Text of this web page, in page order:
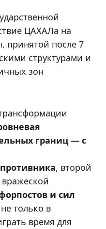
ЦАХАЛа на
принятой после 7
структурами и
зон
границ — с
, второй
и сил
только в
время для